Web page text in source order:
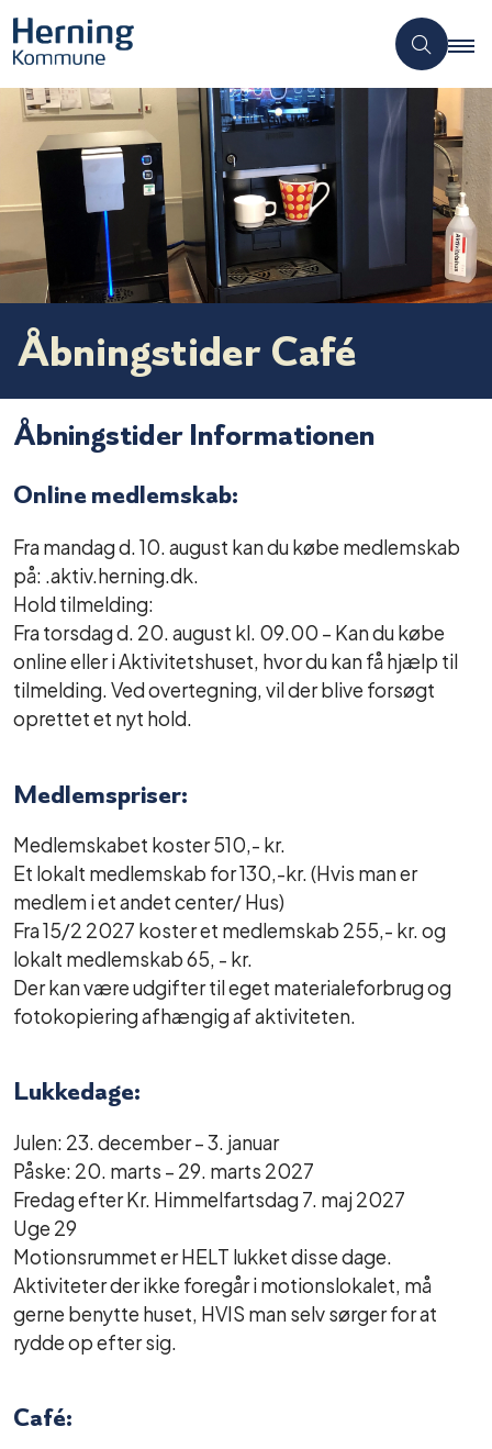
Åbningstider Café
Åbningstider Informationen
Online medlemskab:
Fra mandag d. 10. august kan du købe medlemskab
på: .aktiv.herning.dk.
Hold tilmelding:
Fra torsdag d. 20. august kl. 09.00 – Kan du købe
online eller i Aktivitetshuset, hvor du kan få hjælp til
tilmelding. Ved overtegning, vil der blive forsøgt
oprettet et nyt hold.
Medlemspriser:
Medlemskabet koster 510,- kr.
Et lokalt medlemskab for 130,-kr. (Hvis man er
medlem i et andet center/ Hus)
Fra 15/2 2027 koster et medlemskab 255,- kr. og
lokalt medlemskab 65, - kr.
Der kan være udgifter til eget materialeforbrug og
fotokopiering afhængig af aktiviteten.
Lukkedage:
Julen: 23. december – 3. januar
Påske: 20. marts – 29. marts 2027
Fredag efter Kr. Himmelfartsdag 7. maj 2027
Uge 29
Motionsrummet er HELT lukket disse dage.
Aktiviteter der ikke foregår i motionslokalet, må
gerne benytte huset, HVIS man selv sørger for at
rydde op efter sig.
Café: